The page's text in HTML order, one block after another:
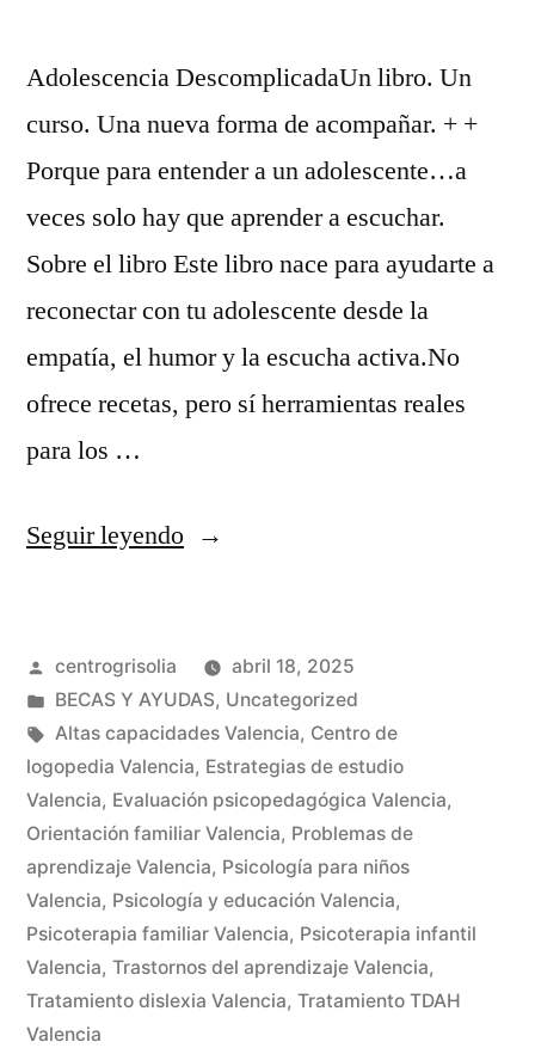
Adolescencia DescomplicadaUn libro. Un
curso. Una nueva forma de acompañar. + +
Porque para entender a un adolescente…a
veces solo hay que aprender a escuchar.
Sobre el libro Este libro nace para ayudarte a
reconectar con tu adolescente desde la
empatía, el humor y la escucha activa.No
ofrece recetas, pero sí herramientas reales
para los …
Seguir leyendo
centrogrisolia
abril 18, 2025
BECAS Y AYUDAS, Uncategorized
Altas capacidades Valencia, Centro de
logopedia Valencia, Estrategias de estudio
Valencia, Evaluación psicopedagógica Valencia,
Orientación familiar Valencia, Problemas de
aprendizaje Valencia, Psicología para niños
Valencia, Psicología y educación Valencia,
Psicoterapia familiar Valencia, Psicoterapia infantil
Valencia, Trastornos del aprendizaje Valencia,
Tratamiento dislexia Valencia, Tratamiento TDAH
Valencia